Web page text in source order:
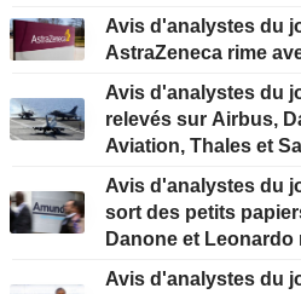
Avis d'analystes du
AstraZeneca rime
Avis d'analystes du
relevés sur Airbus,
Aviation, Thales et
Avis d'analystes du
sort des petits
Danone et Leonardo
Avis d'analystes du